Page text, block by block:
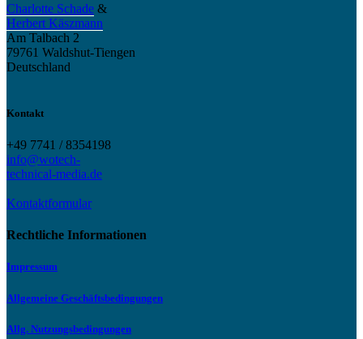
Charlotte Schade &
Herbert Käszmann
Am Talbach 2
79761 Waldshut-Tiengen
Deutschland
Kontakt
+49 7741 / 8354198
info@wotech-
technical-media.de
Kontaktformular
Rechtliche Informationen
Impressum
Allgemeine Geschäftsbedingungen
Allg. Nutzungsbedingungen